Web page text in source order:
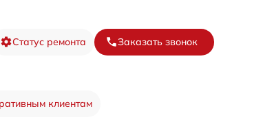
Статус ремонта Заказать звонок
клиентам